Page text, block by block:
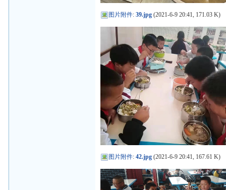
图片附件:39.jpg (2021-6-9 20:41, 171.03 K)
图片附件:42.jpg (2021-6-9 20:41, 167.61 K)